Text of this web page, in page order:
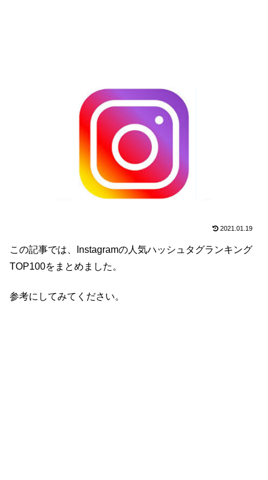
2021.01.19
この記事では、Instagramの人気ハッシュタグランキング
TOP100をまとめました。
参考にしてみてください。